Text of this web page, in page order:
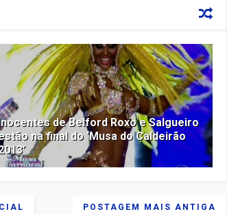
de Belford Roxo e Salgueiro
na final do ‘Musa do Caldeirão
POSTAGEM MAIS ANTIGA